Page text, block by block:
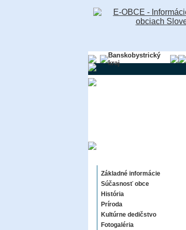
Banskobystrický
kraj
Základné informácie
Súčasnosť obce
História
Príroda
Kultúrne dedičstvo
Fotogaléria